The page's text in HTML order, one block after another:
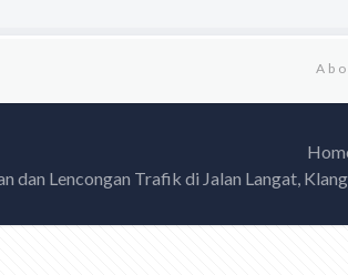
dan Lencongan Trafik di Jalan Langat,